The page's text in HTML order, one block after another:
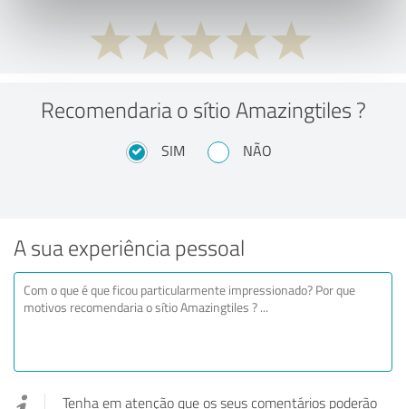
Recomendaria o sítio Amazingtiles ?
SIM NÃO
A sua experiência pessoal
Tenha em atenção que os seus comentários poderão